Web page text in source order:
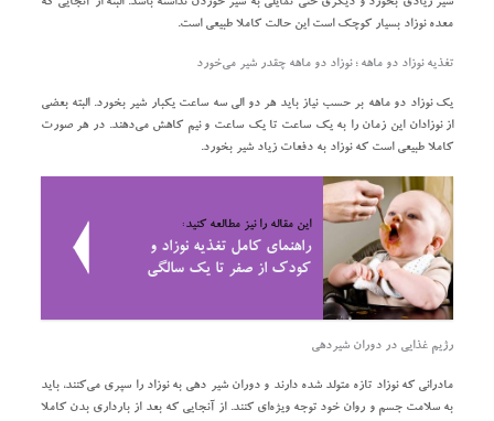
معده نوزاد بسیار کوچک است این حالت کاملا طبیعی است.
تغذیه نوزاد دو ماهه ؛ نوزاد دو ماهه چقدر شیر می‌خورد
یک نوزاد دو ماهه بر حسب نیاز باید هر دو الی سه ساعت یکبار شیر بخورد. البته بعضی
از نوزادان این زمان را به یک ساعت تا یک ساعت و نیم کاهش می‌دهند. در هر صورت
کاملا طبیعی است که نوزاد به دفعات زیاد شیر بخورد.
این مقاله را نیز مطالعه کنید:
راهنمای کامل تغذیه نوزاد و
کودک از صفر تا یک سالگی
رژیم غذایی در دوران شیردهی
مادرانی که نوزاد تازه متولد شده دارند و دوران شیر دهی به نوزاد را سپری می‌کنند، باید
به سلامت جسم و روان خود توجه ویژه‌ای کنند. از آنجایی که بعد از بارداری بدن کاملا